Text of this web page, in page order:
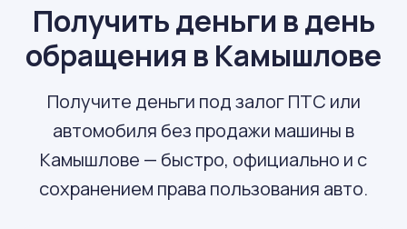
Получить деньги в день
обращения в Камышлове
Получите деньги под залог ПТС или
автомобиля без продажи машины в
Камышлове — быстро, официально и с
сохранением права пользования авто.